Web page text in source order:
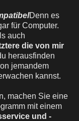
Denn es
für Computer.
auch
die von mir
herausfinden
jemandem
kannst.
machen Sie eine
mit einem
und -